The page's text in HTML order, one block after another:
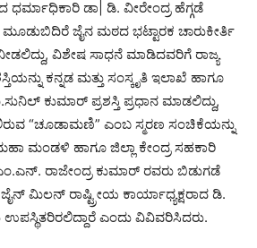
ಧರ್ಮಾಧಿಕಾರಿ ಡಾ| ಡಿ. ವೀರೇಂದ್ರ ಹೆಗ್ಗಡೆ
ಜೈನ ಮಠದ ಭಟ್ಟಾರಕ ಚಾರುಕೀರ್ತಿ
ವಿಶೇಷ ಸಾಧನೆ ಮಾಡಿದವರಿಗೆ ರಾಜ್ಯ
ಕನ್ನಡ ಮತ್ತು ಸಂಸ್ಕೃತಿ ಇಲಾಖೆ ಹಾಗೂ
ಕುಮಾರ್ ಪ್ರಶಸ್ತಿ ಪ್ರಧಾನ ಮಾಡಲಿದ್ದು,
“ಚೂಡಾಮಣಿ” ಎಂಬ ಸ್ಮರಣ ಸಂಚಿಕೆಯನ್ನು
ಮಂಡಳಿ ಹಾಗೂ ಜಿಲ್ಲಾ ಕೇಂದ್ರ ಸಹಕಾರಿ
ಎಂ.ಎನ್. ರಾಜೇಂದ್ರ ಕುಮಾರ್ ರವರು ಬಿಡುಗಡೆ
ಮಿಲನ್ ರಾಷ್ಟ್ರೀಯ ಕಾರ್ಯಾಧ್ಯಕ್ಷರಾದ ಡಿ.
ಉಪಸ್ಥಿತರಿರಲಿದ್ದಾರೆ ಎಂದು ವಿವಿವರಿಸಿದರು.